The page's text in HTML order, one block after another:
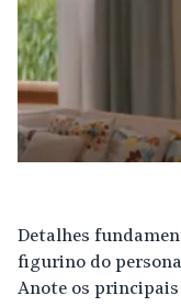
Detalhes
figurino do
Anote os